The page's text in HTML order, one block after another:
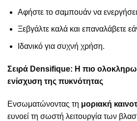
Αφήστε το σαμπουάν να
Ξεβγάλτε καλά και επαναλάβετε
Ιδανικό για συχνή χρήση.
Σειρά Densifique: Η πιο
ενίσχυση της πυκνότητας
Ενσωματώνοντας τη μοριακή
ευνοεί τη σωστή λειτουργία των